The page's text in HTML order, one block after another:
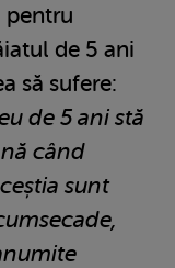
pentru
de 5 ani
să sufere:
de 5 ani stă
când
sunt